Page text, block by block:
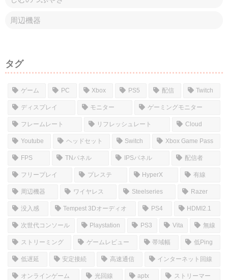
周辺機器
タグ
ゲーム PC Xbox PS5 配信 Twitch
ディスプレイ モニター ゲーミングモニター
フレームレート リフレッシュレート Cloud
Youtube ヘッドセット Switch Xbox Game Pass
FPS TNパネル IPSパネル 配信者
フリープレイ プレステ HyperX 有線
周辺機器 ワイヤレス Steelseries Razer
没入感 Tempest 3Dオーディオ PS4 HDMI2.1
次世代コンソール Playstation PS3 Vita 無線
ストリーミング ゲームレビュー 帯域幅 低Ping
低遅延 安定接続 高速通信 インターネット回線
オンラインゲーム 光回線 aptx ストリーマー